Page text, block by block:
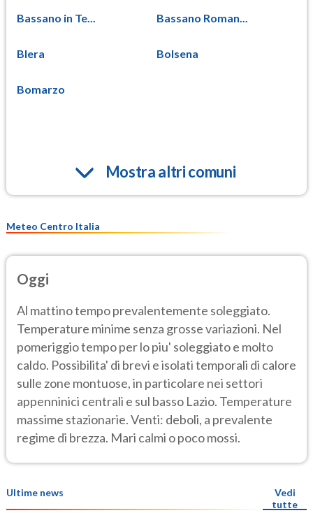
Bassano in Te... Bassano Roman...
Blera Bolsena
Bomarzo
Mostra altri comuni
Meteo Centro Italia
Oggi
Al mattino tempo prevalentemente soleggiato.
Temperature minime senza grosse variazioni. Nel
pomeriggio tempo per lo piu' soleggiato e molto
caldo. Possibilita' di brevi e isolati temporali di calore
sulle zone montuose, in particolare nei settori
appenninici centrali e sul basso Lazio. Temperature
massime stazionarie. Venti: deboli, a prevalente
regime di brezza. Mari calmi o poco mossi.
Ultime news
Vedi
tutte